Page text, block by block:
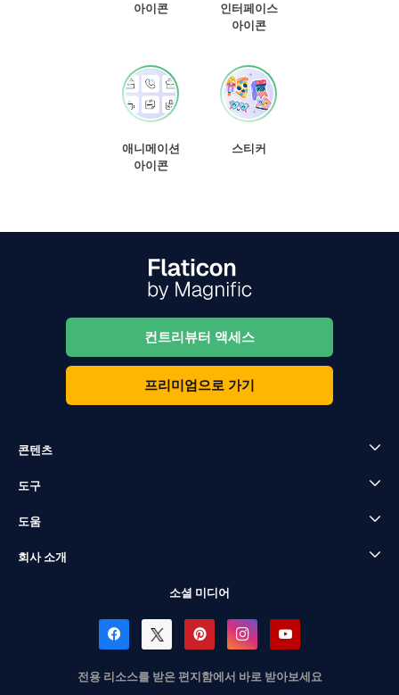
아이콘
인터페이스
아이콘
애니메이션
아이콘
스티커
컨트리뷰터 액세스
프리미엄으로 가기
콘텐츠
도구
도움
회사 소개
소셜 미디어
전용 리소스를 받은 편지함에서 바로 받아보세요